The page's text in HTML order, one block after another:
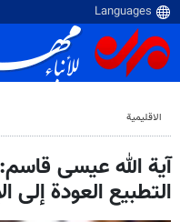
الاقلیمیة
آية الله عيسى
التطبيع العودة إلى